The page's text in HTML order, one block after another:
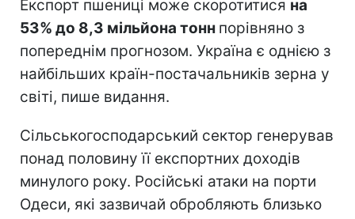
Експорт пшениці може скоротитися на
53% до 8,3 мільйона тонн порівняно з
попереднім прогнозом. Україна є однією з
найбільших країн-постачальників зерна у
світі, пише видання.
Сільськогосподарський сектор генерував
понад половину її експортних доходів
минулого року. Російські атаки на порти
Одеси, які зазвичай обробляють близько